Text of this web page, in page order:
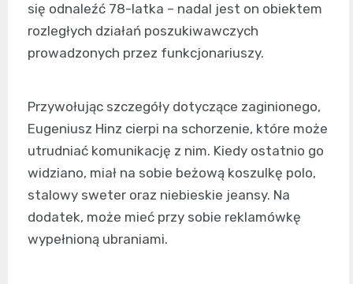
się odnaleźć 78-latka – nadal jest on obiektem
rozległych działań poszukiwawczych
prowadzonych przez funkcjonariuszy.
Przywołując szczegóły dotyczące zaginionego,
Eugeniusz Hinz cierpi na schorzenie, które może
utrudniać komunikację z nim. Kiedy ostatnio go
widziano, miał na sobie beżową koszulkę polo,
stalowy sweter oraz niebieskie jeansy. Na
dodatek, może mieć przy sobie reklamówkę
wypełnioną ubraniami.